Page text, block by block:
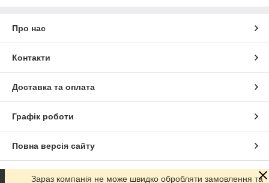
Про нас
Контакти
Доставка та оплата
Графік роботи
Повна версія сайту
Сайт створено на маркетплейсі Prom.ua
Зараз компанія не може швидко обробляти замовлення та